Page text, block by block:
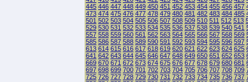
445 446 447 448 449 450 451 452 453 454 455 456 457
473 474 475 476 477 478 479 480 481 482 483 484 485
501 502 503 504 505 506 507 508 509 510 511 512 513
529 530 531 532 533 534 535 536 537 538 539 540 541
557 558 559 560 561 562 563 564 565 566 567 568 569
585 586 587 588 589 590 591 592 593 594 595 596 597
613 614 615 616 617 618 619 620 621 622 623 624 625
641 642 643 644 645 646 647 648 649 650 651 652 653
669 670 671 672 673 674 675 676 677 678 679 680 681
697 698 699 700 701 702 703 704 705 706 707 708 709
725 726 727 728 729 730 731 732 733 734 735 736 737